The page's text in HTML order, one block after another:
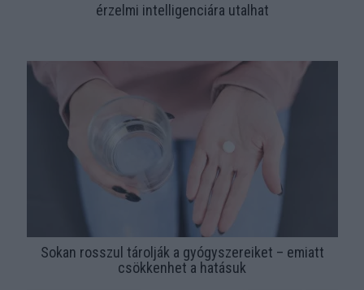
érzelmi intelligenciára utalhat
Sokan rosszul tárolják a gyógyszereiket – emiatt
csökkenhet a hatásuk